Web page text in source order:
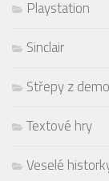
Playstation
Sinclair
Střepy z
Textové hry
Veselé